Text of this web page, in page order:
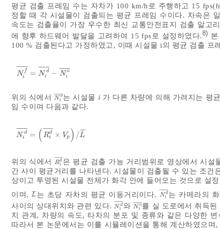
평균 검출 프레임 수는 자차가 100 km/h로 주행하고 15
정할 때 각 시설물이 검출되는 평균 프레임 수이다. 차속은
속도는 검출율이 가장 우수한 최신 교통안전표지 검출 알고
에 향후 하드웨어 발달을 고려하여 15 fps로 설정하였다.8)
100 % 검출된다고 가정하였고, 이때 시설물 i의 평균 검출 프
N f
i
¯ ¯
¯¯¯
= N d
i
¯ ¯
¯¯¯ − No
i
¯ ¯
¯¯¯
N f¯ =Nid¯ -Nio
위의 식에서 N o
i
¯ ¯
¯¯¯
Nio¯
는 시설물 i 가 다른 차량에 의해 가려지는 평
임 수이며 다음과 같다.
N d
i
¯ ¯
¯¯¯ = ( Rd
i
¯ ¯
¯¯ × Vp ) / L
¯¯
¯
Nid ¯=R id ¯× V p/L
위의 식에서 Rd
i
¯ ¯
¯¯
Rid¯
은 평균 검출 가능 거리범위로 영상에서 시
간 사이 평균거리를 나타낸다. 시설물이 검출될 수 있는 조
상이고 투영된 시설물 전체가 화각 안에 들어오는 것으로 설
이며,L
¯¯
¯
L¯는 초당 자차의 평균 이동거리이다. N d
i
¯ ¯
¯¯¯
Nid¯
는 카메라의
사이의 상대위치와 관련 있다. N d
i
¯ ¯
¯¯¯
Nid¯
와 N o
i
¯ ¯
¯¯¯
Nio¯
를 실 도로에서 취득
치 관계, 차량의 속도, 타차의 분포 및 종류와 같은 다양한
따라서 본 논문에서는 이를 시뮬레이션을 통해 계산하였으